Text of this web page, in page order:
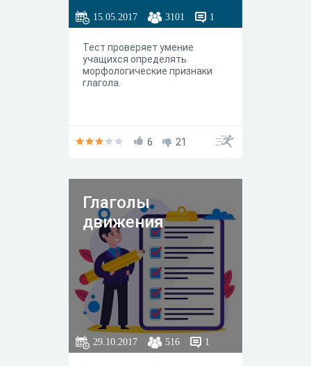
15.05.2017 3101 1
Тест проверяет умение
учащихся определять
морфологические признаки
глагола.
6 21
Глаголы
движения
29.10.2017 516 1